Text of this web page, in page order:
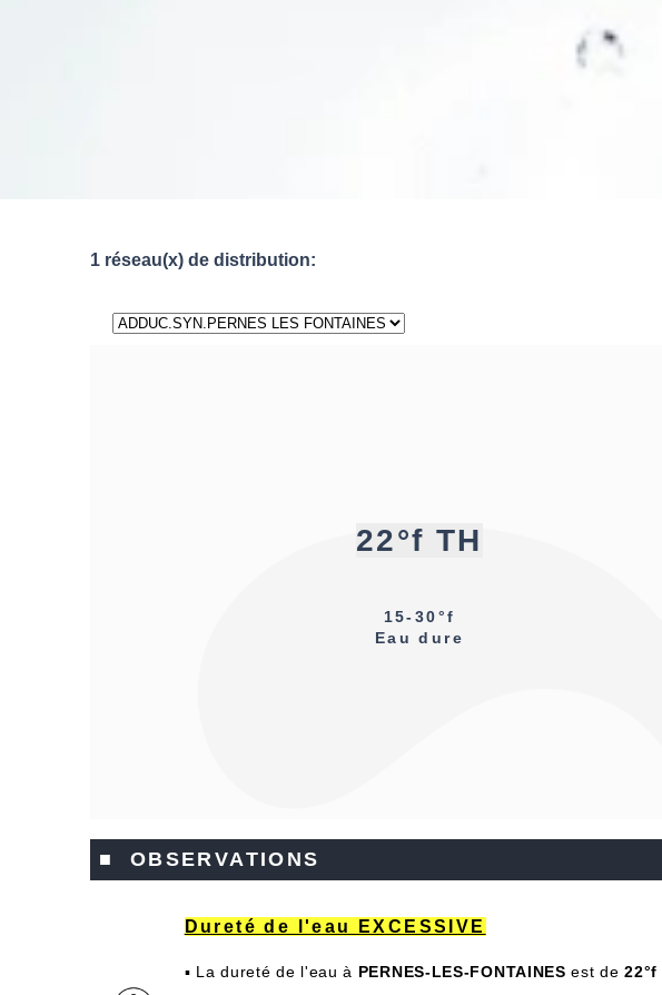
1 réseau(x) de distribution:
22°f TH
15-30°f
Eau dure
■ OBSERVATIONS
Dureté de l'eau EXCESSIVE
▪ La dureté de l'eau à PERNES-LES-FONTAINES est de22°f